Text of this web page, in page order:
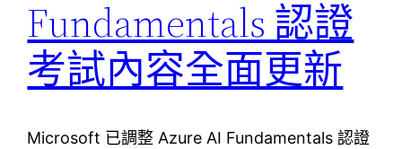
Fundamentals 認證
考試內容全面更新
Microsoft 已調整 Azure AI Fundamentals 認證